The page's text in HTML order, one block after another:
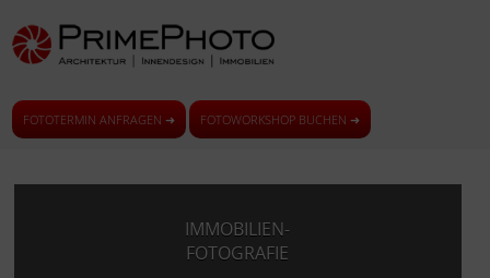
FOTOTERMIN ANFRAGEN ➜ FOTOWORKSHOP BUCHEN ➜
IMMOBILIEN-
FOTOGRAFIE